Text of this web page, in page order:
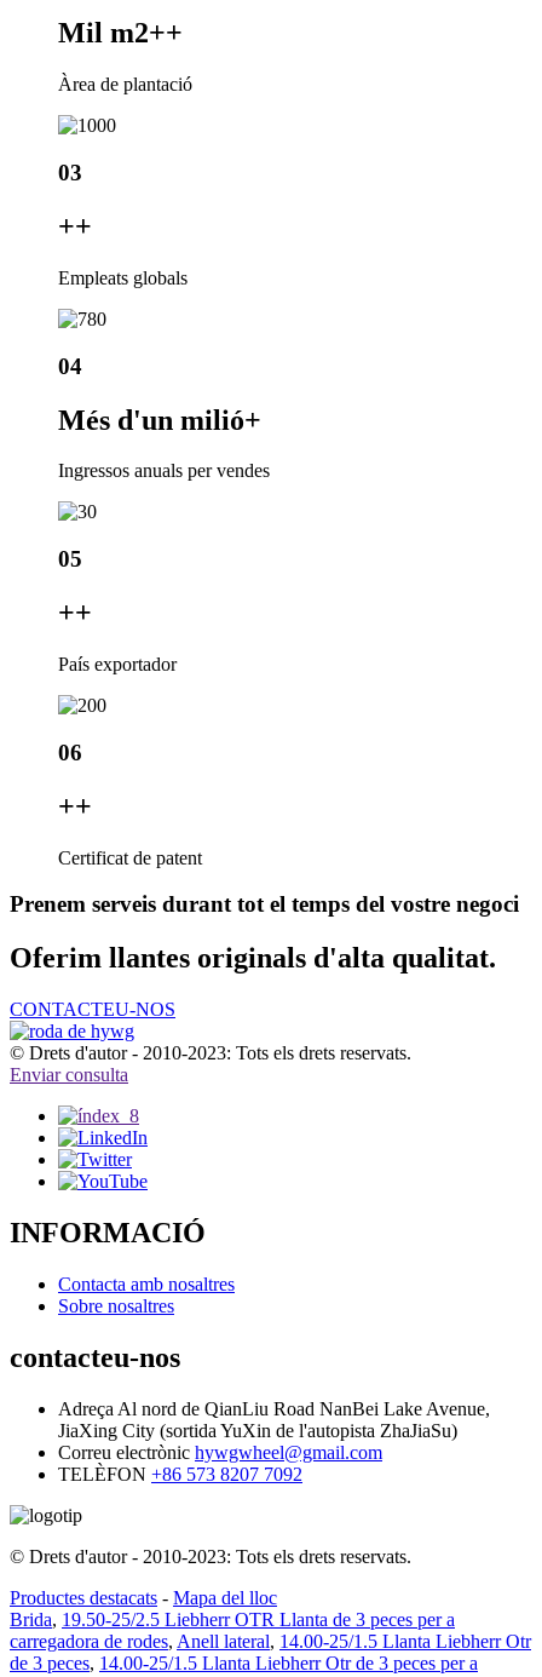
Mil m2++
Àrea de plantació
03
++
Empleats globals
04
Més d'un milió+
Ingressos anuals per vendes
05
++
País exportador
06
++
Certificat de patent
Prenem serveis durant tot el temps del vostre negoci
Oferim llantes originals d'alta qualitat.
CONTACTEU-NOS
© Drets d'autor - 2010-2023: Tots els drets reservats.
Enviar consulta
INFORMACIÓ
Contacta amb nosaltres
Sobre nosaltres
contacteu-nos
Adreça Al nord de QianLiu Road NanBei Lake Avenue,
JiaXing City (sortida YuXin de l'autopista ZhaJiaSu)
Correu electrònic hywgwheel@gmail.com
TELÈFON +86 573 8207 7092
© Drets d'autor - 2010-2023: Tots els drets reservats.
Productes destacats - Mapa del lloc
Brida, 19.50-25/2.5 Liebherr OTR Llanta de 3 peces per a
carregadora de rodes, Anell lateral, 14.00-25/1.5 Llanta Liebherr Otr
de 3 peces, 14.00-25/1.5 Llanta Liebherr Otr de 3 peces per a